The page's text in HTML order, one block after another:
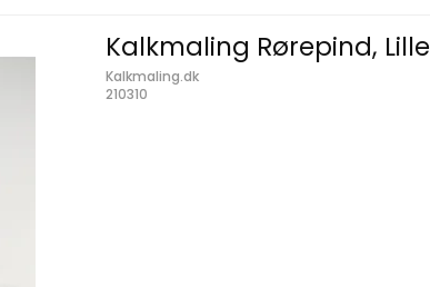
Kalkmaling Rørepind, Lille
Kalkmaling.dk
210310